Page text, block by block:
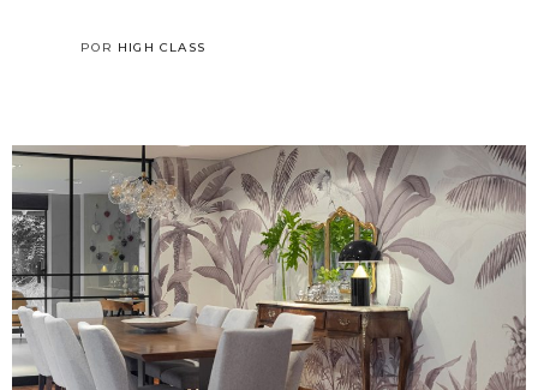
POR HIGH CLASS